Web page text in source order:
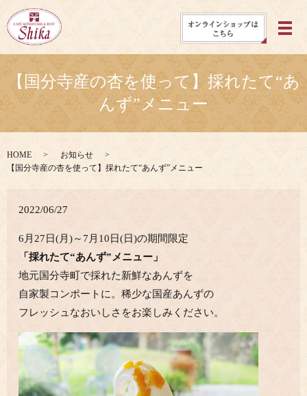
メ
【国分寺産の杏を使って】採れたて“あ
んず”メニュー
HOME
お知らせ
【国分寺産の杏を使って】採れたて“あんず”メニュー
2022/06/27
6月27日(月)～7月10日(日)の期間限定
「採れたて“あんず”メニュー」
地元国分寺町で採れた新鮮なあんずを
自家製コンポートに。稀少な国産あんずの
フレッシュなおいしさをお楽しみください。